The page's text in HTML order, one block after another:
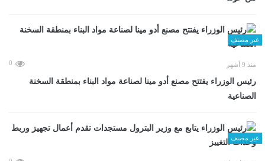
غير مصنف
منذ 9 أشهر 0
رئيس الوزراء يفتتح مصنع أدو مينا لصناعة مواد البناء بمنطقة السخنة
الصناعية
غير مصنف